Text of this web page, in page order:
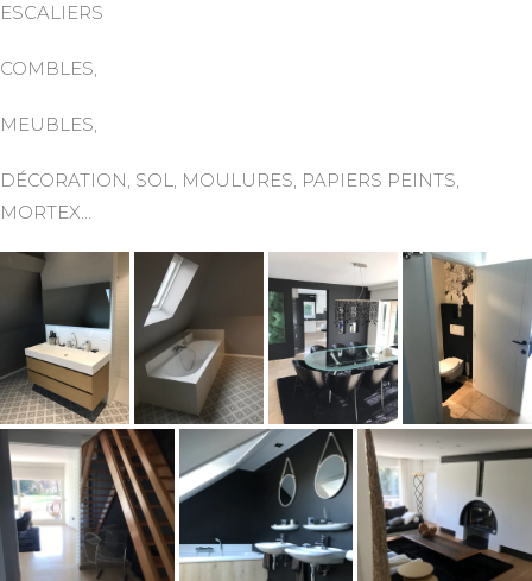
ESCALIERS
COMBLES,
MEUBLES,
DÉCORATION, SOL, MOULURES, PAPIERS PEINTS,
MORTEX…